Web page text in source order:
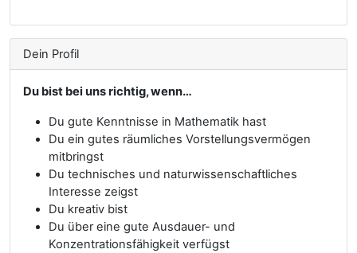
Dein Profil
Du bist bei uns richtig, wenn…
Du gute Kenntnisse in Mathematik hast
Du ein gutes räumliches Vorstellungsvermögen
mitbringst
Du technisches und naturwissenschaftliches
Interesse zeigst
Du kreativ bist
Du über eine gute Ausdauer- und
Konzentrationsfähigkeit verfügst